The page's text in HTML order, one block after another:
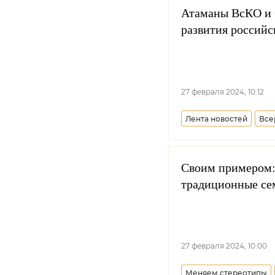
Атаманы ВсКО и
развития
27 февраля 2024, 10:12
Лента новостей
Своим
традиционные
27 февраля 2024, 10:00
Меняем стереотипы